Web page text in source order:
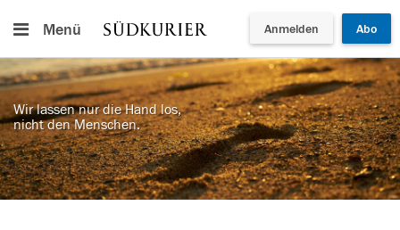
Menü Anmelden Abo
Wir lassen nur die Hand los,
nicht den Menschen.